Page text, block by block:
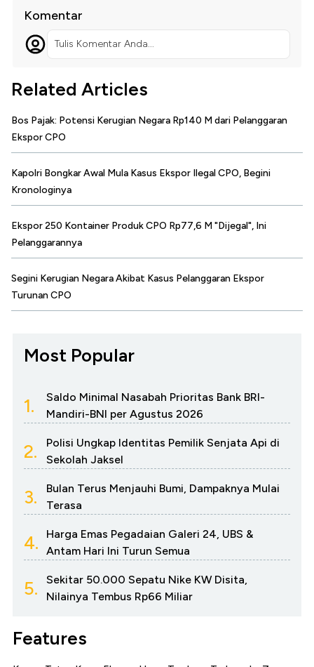
Komentar
Tulis Komentar Anda...
Related Articles
Bos Pajak: Potensi Kerugian Negara Rp140 M dari Pelanggaran
Ekspor CPO
Kapolri Bongkar Awal Mula Kasus Ekspor Ilegal CPO, Begini
Kronologinya
Ekspor 250 Kontainer Produk CPO Rp77,6 M "Dijegal", Ini
Pelanggarannya
Segini Kerugian Negara Akibat Kasus Pelanggaran Ekspor
Turunan CPO
Most Popular
1.
Saldo Minimal Nasabah Prioritas Bank BRI-
Mandiri-BNI per Agustus 2026
2.
Polisi Ungkap Identitas Pemilik Senjata Api di
Sekolah Jaksel
3.
Bulan Terus Menjauhi Bumi, Dampaknya Mulai
Terasa
4.
Harga Emas Pegadaian Galeri 24, UBS &
Antam Hari Ini Turun Semua
5.
Sekitar 50.000 Sepatu Nike KW Disita,
Nilainya Tembus Rp66 Miliar
Features